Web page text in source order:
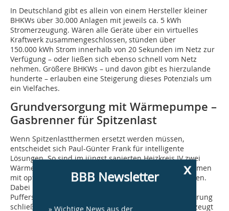
In Deutschland gibt es allein von einem Hersteller kleiner
BHKWs über 30.000 Anlagen mit jeweils ca. 5 kWh
Stromerzeugung. Wären alle Geräte über ein virtuelles
Kraftwerk zusammengeschlossen, stünden über
150.000 kWh Strom innerhalb von 20 Sekunden im Netz zur
Verfügung – oder ließen sich ebenso schnell vom Netz
nehmen. Größere BHKWs – und davon gibt es hierzulande
hunderte – erlauben eine Steigerung dieses Potenzials um
ein Vielfaches.
Grundversorgung mit Wärmepumpe –
Gasbrenner für Spitzenlast
Wenn Spitzenlastthermen ersetzt werden müssen,
entscheidet sich Paul-Günter Frank für intelligente
Lösungen. So sind im jüngst sanierten Heizkreis IV zwei
Wärmepumpen in Verbindung mit Gas-Brennwertthermen
mit optimaler Stiebel Eltron-Regelung eingebaut worden.
Dabei handelt es sich um den Wärmepumpen-
Pufferspeicher SBP 750 G von Stiebel Eltron. Die Steuerung
schließt auch den Bramfelder Eigenstrom mit ein – erzeugt
x
BBB Newsletter
» Wichtige News aus der